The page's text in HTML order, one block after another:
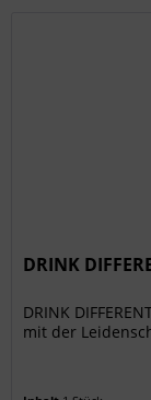
DRINK
DRINK
mit der